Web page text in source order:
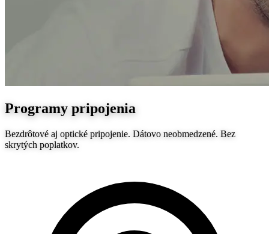
Programy pripojenia
Bezdrôtové aj optické pripojenie. Dátovo neobmedzené. Bez
skrytých poplatkov.